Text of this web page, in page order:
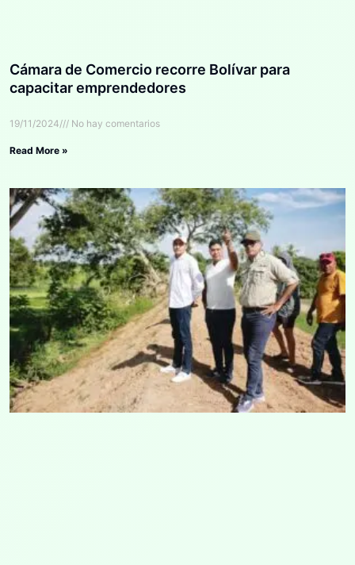
Cámara de Comercio recorre Bolívar para
capacitar emprendedores
19/11/2024 No hay comentarios
Read More »